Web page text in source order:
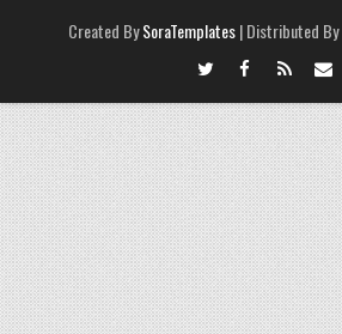
Created BySoraTemplates| Distributed By